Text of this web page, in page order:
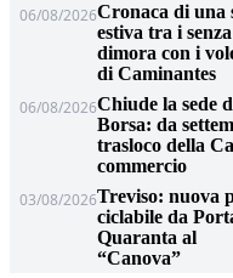
06/08/2026Cronaca di una
estiva tra i senza
dimora con i
di Caminantes
06/08/2026Chiude la sede
Borsa: da
trasloco della
commercio
03/08/2026Treviso: nuova
ciclabile da
Quaranta al
“Canova”